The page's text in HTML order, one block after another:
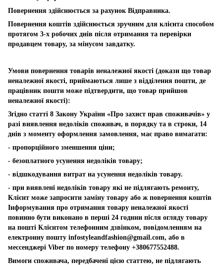
Повернення здійснюється за рахунок Відправника.
Повернення коштів здійснюється зручним для клієнта способом
протягом 3-х робочих днів після отримання та перевірки
продавцем товару, за мінусом завдатку.
Умови повернення товарів неналежної якості (докази що товар
неналежної якості, приймаються лише з відділення пошти, де
працівник пошти може підтвердити, що товар прийшов
неналежної якості):
Згідно статті 8 Закону України «Про захист прав споживачів» у
разі виявлення недоліків споживач, в порядку та в строки, 14
днів з моменту оформлення замовлення, має право вимагати:
- пропорційного зменшення ціни;
- безоплатного усунення недоліків товару;
- відшкодування витрат на усунення недоліків товару.
- при виявлені недоліків товару які не підлягають ремонту,
Клієнт може запросити заміну товару або ж повернення коштів
Інформування про отримання товару неналежної якості
повинно бути виконано в перші 24 години після огляду товару
на пошті Клієнтом телефонним дзвінком, повідомленням на
електронну пошту infostyleandfashion@gmail.com, або в
мессенджері Viber по номеру телефону +380677552488.
Вимоги споживача, передбачені цією статтею, не підлягають